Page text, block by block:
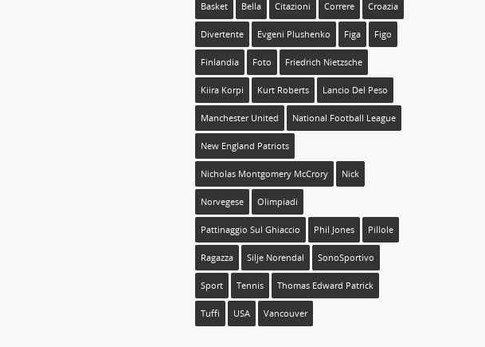
Basket Bella Citazioni Correre Croazia
Divertente Evgeni Plushenko Figa Figo
Finlandia Foto Friedrich Nietzsche
Kiira Korpi Kurt Roberts Lancio Del Peso
Manchester United National Football League
New England Patriots
Nicholas Montgomery McCrory Nick
Norvegese Olimpiadi
Pattinaggio Sul Ghiaccio Phil Jones Pillole
Ragazza Silje Norendal SonoSportivo
Sport Tennis Thomas Edward Patrick
Tuffi USA Vancouver